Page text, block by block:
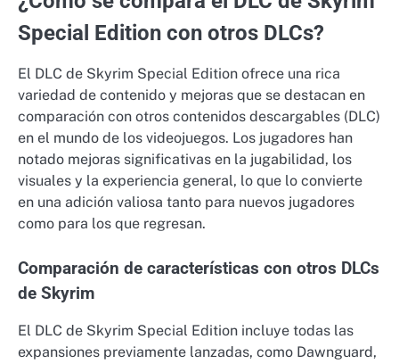
Special Edition con otros DLCs?
El DLC de Skyrim Special Edition ofrece una rica
variedad de contenido y mejoras que se destacan en
comparación con otros contenidos descargables (DLC)
en el mundo de los videojuegos. Los jugadores han
notado mejoras significativas en la jugabilidad, los
visuales y la experiencia general, lo que lo convierte
en una adición valiosa tanto para nuevos jugadores
como para los que regresan.
Comparación de características con otros DLCs
de Skyrim
El DLC de Skyrim Special Edition incluye todas las
expansiones previamente lanzadas, como Dawnguard,